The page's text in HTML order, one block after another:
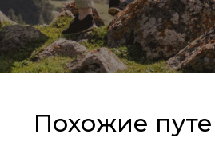
Похожие